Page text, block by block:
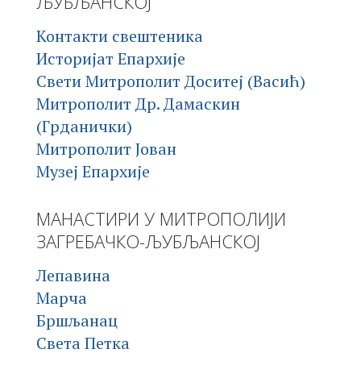
Контакти свештеника
Историјат Епархије
Свети Митрополит Доситеј (Васић)
Митрополит Др. Дамаскин
(Грданички)
Митрополит Јован
Музеј Епархије
МАНАСТИРИ У МИТРОПОЛИЈИ
ЗАГРЕБАЧКО-ЉУБЉАНСКОЈ
Лепавина
Марча
Бршљанац
Света Петка